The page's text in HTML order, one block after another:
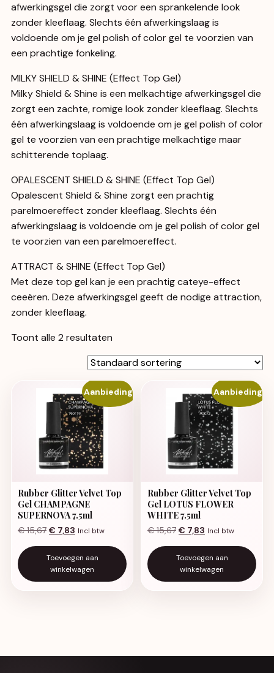
afwerkingsgel die zorgt voor een sprankelende look
zonder kleeflaag. Slechts één afwerkingslaag is
voldoende om je gel polish of color gel te voorzien van
een prachtige fonkeling.
MILKY SHIELD & SHINE (Effect Top Gel)
Milky Shield & Shine is een melkachtige afwerkingsgel die
zorgt een zachte, romige look zonder kleeflaag. Slechts
één afwerkingslaag is voldoende om je gel polish of color
gel te voorzien van een prachtige melkachtige maar
schitterende toplaag.
OPALESCENT SHIELD & SHINE (Effect Top Gel)
Opalescent Shield & Shine zorgt een prachtig
parelmoereffect zonder kleeflaag. Slechts één
afwerkingslaag is voldoende om je gel polish of color gel
te voorzien van een parelmoereffect.
ATTRACT & SHINE (Effect Top Gel)
Met deze top gel kan je een prachtig cateye-effect
ceeëren. Deze afwerkingsgel geeft de nodige attraction,
zonder kleeflaag.
Toont alle 2 resultaten
Aanbieding!
Rubber Glitter Velvet Top
Gel CHAMPAGNE
SUPERNOVA 7.5ml
€15,67 Oorspronkelijke prijs was: € 15,67.
€ 7,83 Huidige prijs is: € 7,83.
Incl btw
Toevoegen aan
winkelwagen
Aanbieding!
Rubber Glitter Velvet Top
Gel LOTUS FLOWER
WHITE 7.5ml
€15,67 Oorspronkelijke prijs
€ 7,83 Huidige prijs is: €
Incl btw
Toevoegen aan
winkelwagen